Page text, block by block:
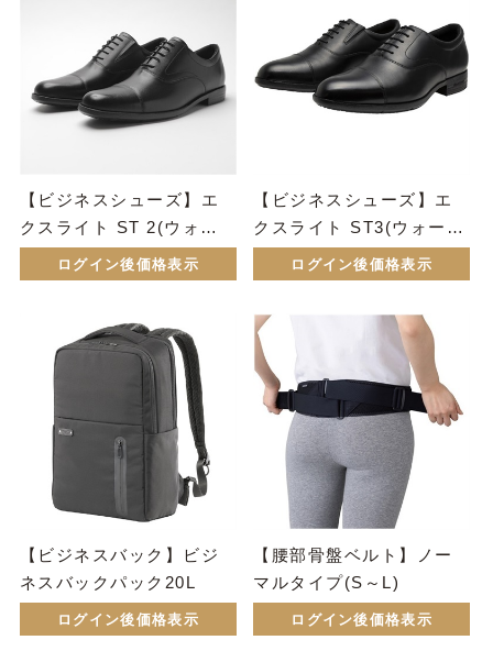
【ビジネスシューズ】エ
クスライト ST 2(ウォー
キング)ログイン後価格表示
【ビジネスシューズ】エ
クスライト ST3(ウォーキ
ログイン後価格表示
【ビジネスバック】ビジ
ネスバックパック20L
ログイン後価格表示
【腰部骨盤ベルト】ノー
マルタイプ(S～L)
ログイン後価格表示